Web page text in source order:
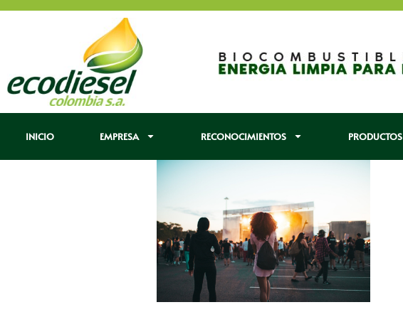
INICIO EMPRESA RECONOCIMIENTOS PRODUCTOS